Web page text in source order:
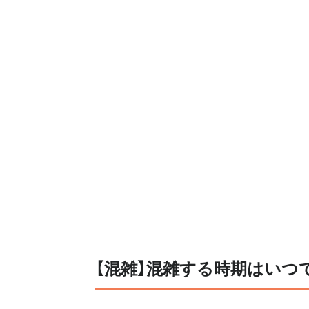
【混雑】混雑する時期はいつ